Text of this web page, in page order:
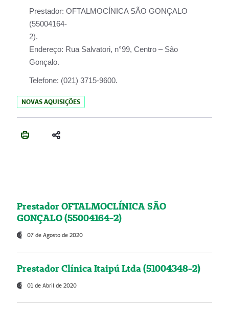
Prestador: OFTALMOCÍNICA SÃO GONÇALO
(55004164-
2).
Endereço: Rua Salvatori, n°99, Centro – São
Gonçalo.
Telefone: (021) 3715-9600.
NOVAS AQUISIÇÕES
Prestador OFTALMOCLÍNICA SÃO
GONÇALO (55004164-2)
07 de Agosto de 2020
Prestador Clínica Itaipú Ltda (51004348-2)
01 de Abril de 2020